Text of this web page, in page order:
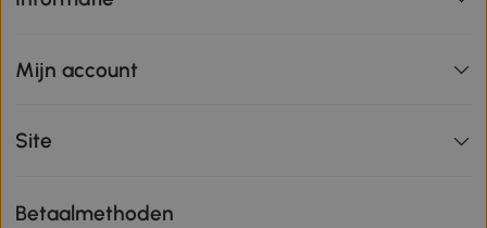
Mijn account
Site
Betaalmethoden